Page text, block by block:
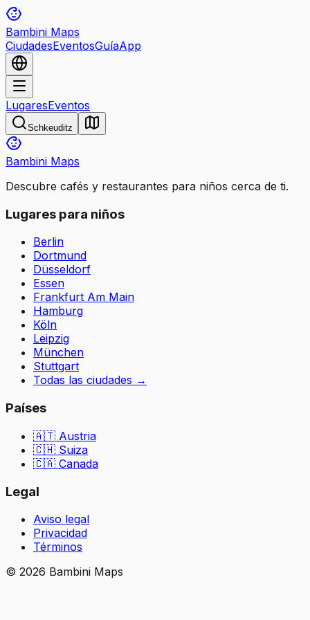
Bambini Maps
CiudadesEventosGuíaApp
LugaresEventos
Schkeuditz
Bambini Maps
Descubre cafés y restaurantes para niños cerca de ti.
Lugares para niños
Berlin
Dortmund
Düsseldorf
Essen
Frankfurt Am Main
Hamburg
Köln
Leipzig
München
Stuttgart
Todas las ciudades →
Países
🇦🇹 Austria
🇨🇭 Suiza
🇨🇦 Canada
Legal
Aviso legal
Privacidad
Términos
© 2026 Bambini Maps